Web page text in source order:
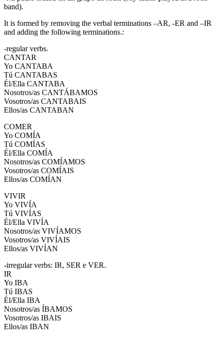
band).
It is formed by removing the verbal terminations –AR, -ER and –IR
and adding the following terminations.:
-regular verbs.
CANTAR
Yo CANTABA
Tú CANTABAS
Él/Ella CANTABA
Nosotros/as CANTÁBAMOS
Vosotros/as CANTABAIS
Ellos/as CANTABAN
COMER
Yo COMÍA
Tú COMÍAS
Él/Ella COMÍA
Nosotros/as COMÍAMOS
Vosotros/as COMÍAIS
Ellos/as COMÍAN
VIVIR
Yo VIVÍA
Tú VIVÍAS
Él/Ella VIVÍA
Nosotros/as VIVÍAMOS
Vosotros/as VIVÍAIS
Ellos/as VIVÍAN
-irregular verbs: IR, SER e VER.
IR
Yo IBA
Tú IBAS
Él/Ella IBA
Nosotros/as ÍBAMOS
Vosotros/as IBAIS
Ellos/as IBAN